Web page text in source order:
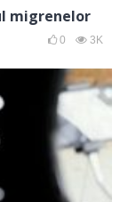
migrenelor
0 3K